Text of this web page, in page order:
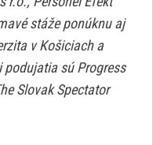
stáže ponúknu aj
v Košiciach a
sú Progress
Slovak Spectator